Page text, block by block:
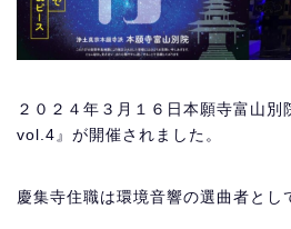
２０２４年３月１６日本願寺富山別
vol.4』が開催されました。
慶集寺住職は環境音響の選曲者とし